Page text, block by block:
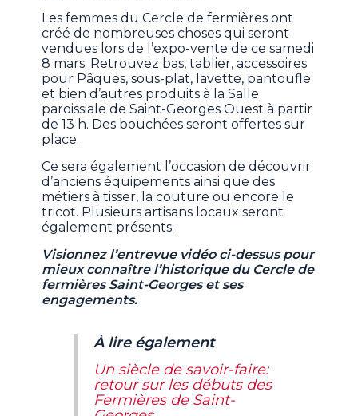
Les femmes du Cercle de fermières ont
créé de nombreuses choses qui seront
vendues lors de l’expo-vente de ce samedi
8 mars. Retrouvez bas, tablier, accessoires
pour Pâques, sous-plat, lavette, pantoufle
et bien d’autres produits à la Salle
paroissiale de Saint-Georges Ouest à partir
de 13 h. Des bouchées seront offertes sur
place.
Ce sera également l’occasion de découvrir
d’anciens équipements ainsi que des
métiers à tisser, la couture ou encore le
tricot. Plusieurs artisans locaux seront
également présents.
Visionnez l’entrevue vidéo ci-dessus pour
mieux connaître l’historique du Cercle de
fermières Saint-Georges et ses
engagements.
À lire également
Un siècle de savoir-faire:
retour sur les débuts des
Fermières de Saint-